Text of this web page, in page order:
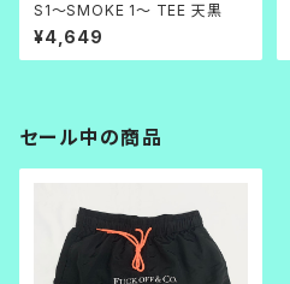
S1～SMOKE 1～ TEE 天黒
¥4,649
セール中の商品